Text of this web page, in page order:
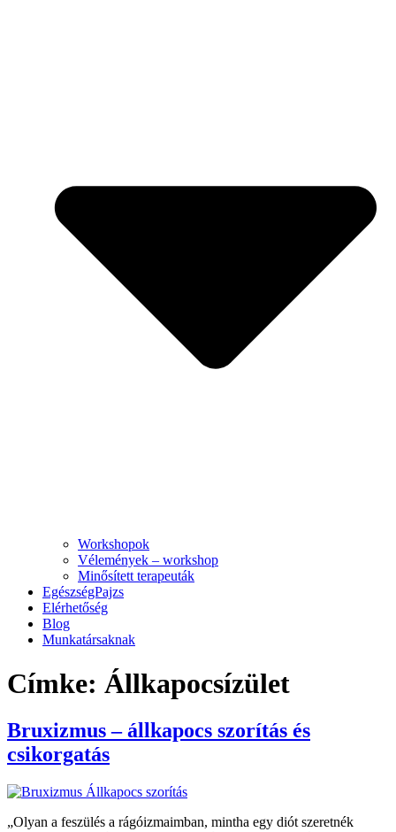
Workshopok
Vélemények – workshop
Minősített terapeuták
EgészségPajzs
Elérhetőség
Blog
Munkatársaknak
Címke: Állkapocsízület
Bruxizmus – állkapocs szorítás és
csikorgatás
„Olyan a feszülés a rágóizmaimban, mintha egy diót szeretnék